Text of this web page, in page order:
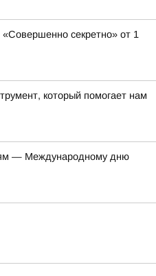
секретно» от 1
который помогает нам
— Международному дню